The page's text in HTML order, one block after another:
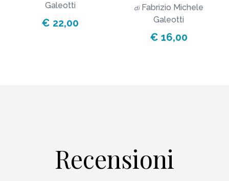
Galeotti
€ 22,00
di Fabrizio Michele
Galeotti
€ 16,00
Recensioni